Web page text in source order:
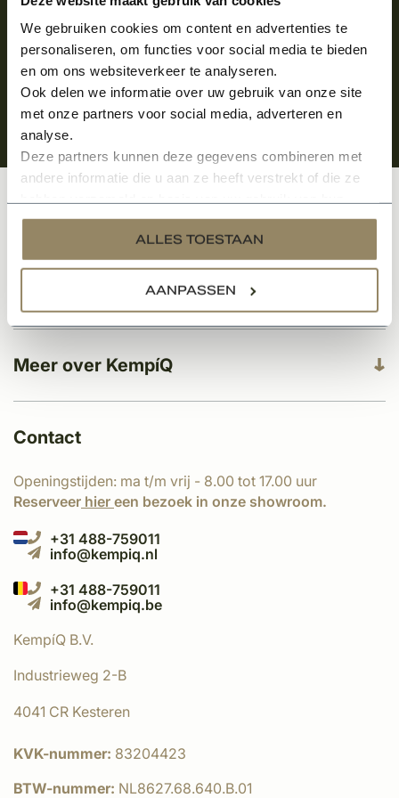
We gebruiken cookies om content en advertenties te
personaliseren, om functies voor social media te bieden
en om ons websiteverkeer te analyseren.
Ook delen we informatie over uw gebruik van onze site
met onze partners voor social media, adverteren en
analyse.
Deze partners kunnen deze gegevens combineren met
andere informatie die u aan ze heeft verstrekt of die ze
services.
ALLES TOESTAAN
AANPASSEN
Meer over KempíQ
Klantenservice
Contact
Openingstijden: ma t/m vrij - 8.00 tot 17.00 uur
Reserveer hier een bezoek in onze showroom.
+31 488-759011
info@kempiq.nl
+31 488-759011
info@kempiq.be
KempíQ B.V.
Industrieweg 2-B
4041 CR Kesteren
KVK-nummer: 83204423
BTW-nummer: NL8627.68.640.B.01